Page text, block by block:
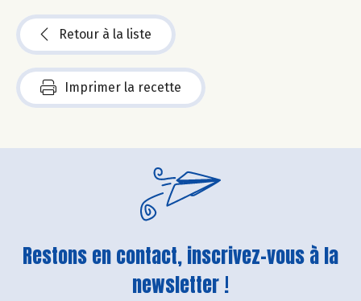
Retour à la liste
Imprimer la recette
Restons en contact, inscrivez-vous à la
newsletter !